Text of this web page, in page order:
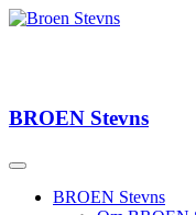
BROEN Stevns
BROEN Stevns